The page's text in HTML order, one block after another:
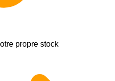
propre stock